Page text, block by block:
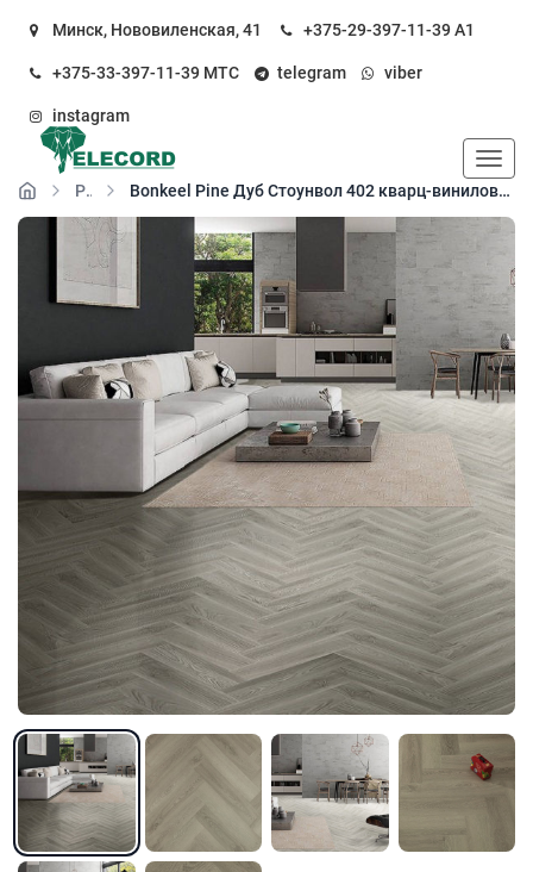
Минск, Нововиленская, 41 +375-29-397-11-39А1
+375-33-397-11-39 МТС telegram viber
instagram
Pine
Bonkeel Pine Дуб Стоунвол 402 кварц-виниловый пол (SPC floor)